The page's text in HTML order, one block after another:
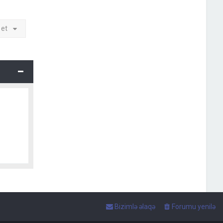
et
Forumu yenilə
Bizimlə əlaqə